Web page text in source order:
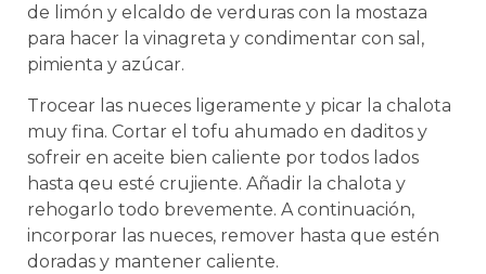
de limón y elcaldo de verduras con la mostaza
para hacer la vinagreta y condimentar con sal,
pimienta y azúcar.
Trocear las nueces ligeramente y picar la chalota
muy fina. Cortar el tofu ahumado en daditos y
sofreir en aceite bien caliente por todos lados
hasta qeu esté crujiente. Añadir la chalota y
rehogarlo todo brevemente. A continuación,
incorporar las nueces, remover hasta que estén
doradas y mantener caliente.